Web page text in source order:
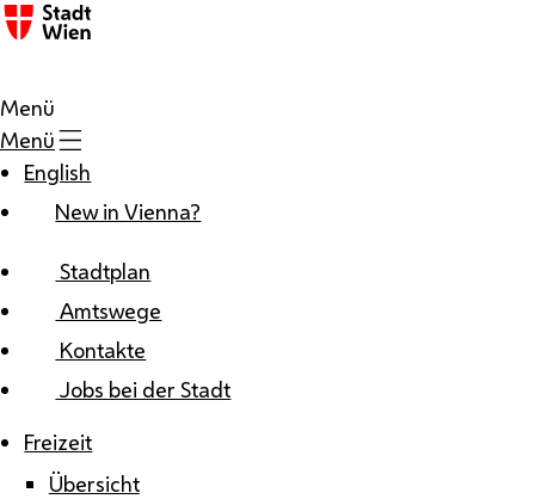
Zum Inhalt
Menü
Menü
English
New in Vienna?
Stadtplan
Amtswege
Kontakte
Jobs bei der Stadt
Freizeit
Übersicht